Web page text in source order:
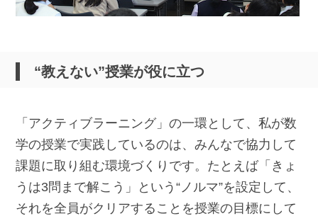
“教えない”授業が役に立つ
「アクティブラーニング」の一環として、私が数
学の授業で実践しているのは、みんなで協力して
課題に取り組む環境づくりです。たとえば「きょ
うは3問まで解こう」という“ノルマ”を設定して、
それを全員がクリアすることを授業の目標にして